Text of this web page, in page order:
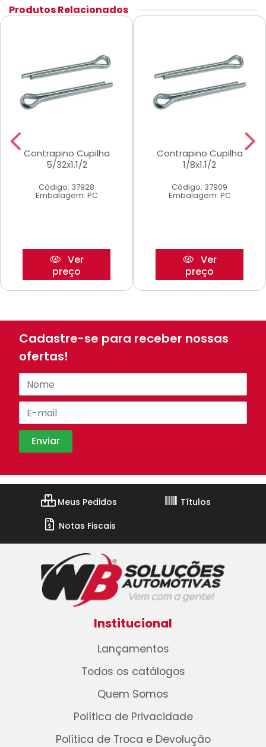
Produtos Relacionados
Contrapino Cupilha
5/32x1.1/2
Código: 37928
Embalagem: PC
Ver
preço
Contrapino Cupilha
1/8x1.1/2
Código: 37909
Embalagem: PC
Ver
preço
Cadastre-se para receber nossas
ofertas!
Meus Pedidos
Títulos
Notas Fiscais
Institucional
Lançamentos
Todos os catálogos
Quem Somos
Política de Privacidade
Política de Troca e Devolução